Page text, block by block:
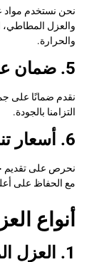
نحن نستخدم مواد
والعزل المطاطي،
والحرارة.
5. ضمان على الخدمات
نقدم ضمانًا على
التزامنا بالجودة.
6. أسعار تنافسية
نحرص على تقديم
مع الحفاظ على
أنواع
1. العزل المائي للأسطح